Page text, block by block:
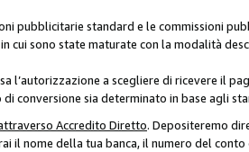
pubblicitarie standard e le commissioni
cui sono state maturate con la modalità
l’autorizzazione a scegliere di ricevere il
conversione sia determinato in base agli
Accredito Diretto. Depositeremo
il nome della tua banca, il numero del